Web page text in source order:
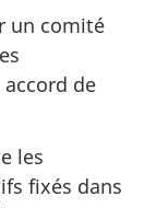
un comité
de
les
fixés dans